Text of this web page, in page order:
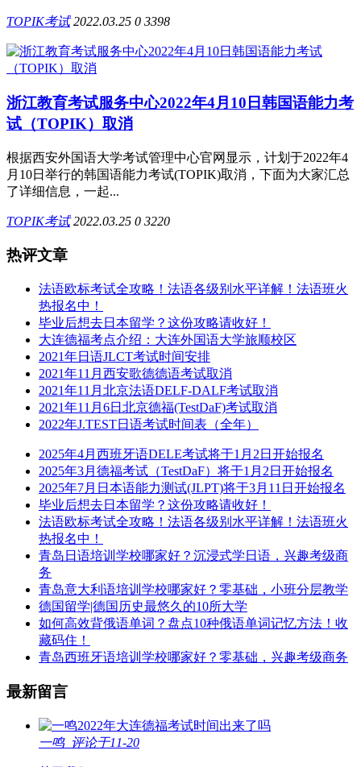
TOPIK考试 2022.03.25 0 3398
浙江教育考试服务中心2022年4月10日韩国语能力考
试（TOPIK）取消
根据西安外国语大学考试管理中心官网显示，计划于2022年4
月10日举行的韩国语能力考试(TOPIK)取消，下面为大家汇总
了详细信息，一起...
TOPIK考试 2022.03.25 0 3220
热评文章
法语欧标考试全攻略！法语各级别水平详解！法语班火
热报名中！
毕业后想去日本留学？这份攻略请收好！
大连德福考点介绍：大连外国语大学旅顺校区
2021年日语JLCT考试时间安排
2021年11月西安歌德德语考试取消
2021年11月北京法语DELF-DALF考试取消
2021年11月6日北京德福(TestDaF)考试取消
2022年J.TEST日语考试时间表（全年）
2025年4月西班牙语DELE考试将于1月2日开始报名
2025年3月德福考试（TestDaF）将于1月2日开始报名
2025年7月日本语能力测试(JLPT)将于3月11日开始报名
毕业后想去日本留学？这份攻略请收好！
法语欧标考试全攻略！法语各级别水平详解！法语班火
热报名中！
青岛日语培训学校哪家好？沉浸式学日语，兴趣考级商
务
青岛意大利语培训学校哪家好？零基础，小班分层教学
德国留学|德国历史最悠久的10所大学
如何高效背俄语单词？盘点10种俄语单词记忆方法！收
藏码住！
青岛西班牙语培训学校哪家好？零基础，兴趣考级商务
最新留言
2022年大连德福考试时间出来了吗
一鸣 评论于11-20